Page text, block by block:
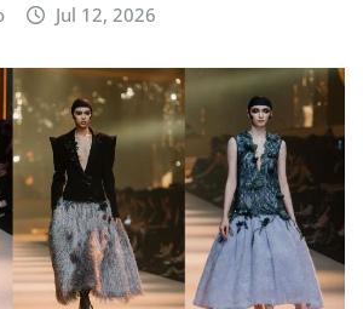
Jul 12, 2026